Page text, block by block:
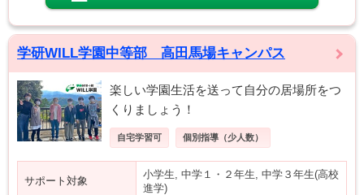
学研WILL学園中等部 高田馬場キャンパス
楽しい学園生活を送って自分の居場所をつ
くりましょう！
自宅学習可 個別指導（少人数）
サポート対象
小学生, 中学１・２年生, 中学３年生(高校
進学)